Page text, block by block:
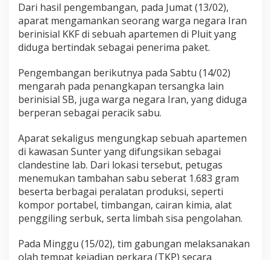
Dari hasil pengembangan, pada Jumat (13/02),
aparat mengamankan seorang warga negara Iran
berinisial KKF di sebuah apartemen di Pluit yang
diduga bertindak sebagai penerima paket.
Pengembangan berikutnya pada Sabtu (14/02)
mengarah pada penangkapan tersangka lain
berinisial SB, juga warga negara Iran, yang diduga
berperan sebagai peracik sabu.
Aparat sekaligus mengungkap sebuah apartemen
di kawasan Sunter yang difungsikan sebagai
clandestine lab. Dari lokasi tersebut, petugas
menemukan tambahan sabu seberat 1.683 gram
beserta berbagai peralatan produksi, seperti
kompor portabel, timbangan, cairan kimia, alat
penggiling serbuk, serta limbah sisa pengolahan.
Pada Minggu (15/02), tim gabungan melaksanakan
olah tempat kejadian perkara (TKP) secara